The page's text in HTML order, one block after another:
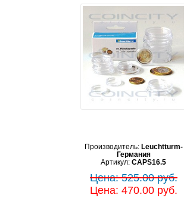
Производитель: Leuchtturm-
Германия
Артикул: CAPS16.5
Цена: 525.00 руб.
Цена: 470.00 руб.